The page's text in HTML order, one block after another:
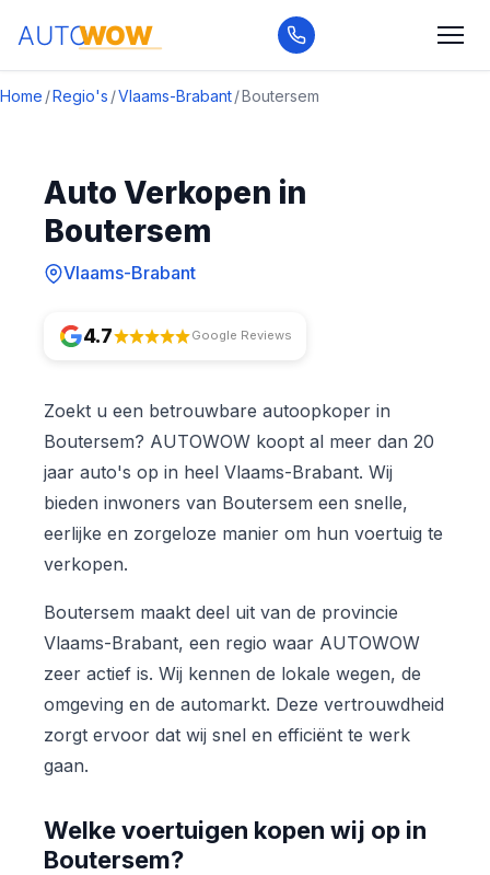
Home /Regio's /Vlaams-Brabant/Boutersem
Auto Verkopen in
Boutersem
Vlaams-Brabant
4.7 Google Reviews
Zoekt u een betrouwbare autoopkoper in
Boutersem? AUTOWOW koopt al meer dan 20
jaar auto's op in heel Vlaams-Brabant. Wij
bieden inwoners van Boutersem een snelle,
eerlijke en zorgeloze manier om hun voertuig te
verkopen.
Boutersem maakt deel uit van de provincie
Vlaams-Brabant, een regio waar AUTOWOW
zeer actief is. Wij kennen de lokale wegen, de
omgeving en de automarkt. Deze vertrouwdheid
zorgt ervoor dat wij snel en efficiënt te werk
gaan.
Welke voertuigen kopen wij op in
Boutersem?